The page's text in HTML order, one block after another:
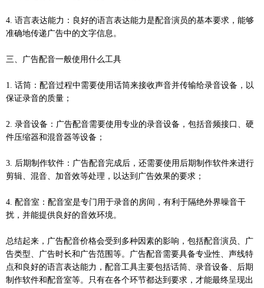
4. 语言表达能力：良好的语言表达能力是配音演员的基本要求，能够
准确地传递广告中的文字信息。
三、广告配音一般使用什么工具
1. 话筒：配音过程中需要使用话筒来接收声音并传输给录音设备，以
保证录音的质量；
2. 录音设备：广告配音需要使用专业的录音设备，包括音频接口、硬
件压缩器和混音器等设备；
3. 后期制作软件：广告配音完成后，还需要使用后期制作软件来进行
剪辑、混音、加音效等处理，以达到广告效果的要求；
4. 配音室：配音室是专门用于录音的房间，有利于隔绝外界噪音干
扰，并能提供良好的音效环境。
总结起来，广告配音价格会受到多种因素的影响，包括配音演员、广
告类型、广告时长和广告范围等。广告配音需要具备专业性、声线特
点和良好的语言表达能力，配音工具主要包括话筒、录音设备、后期
制作软件和配音室等。只有在各个环节都达到要求，才能最终呈现出